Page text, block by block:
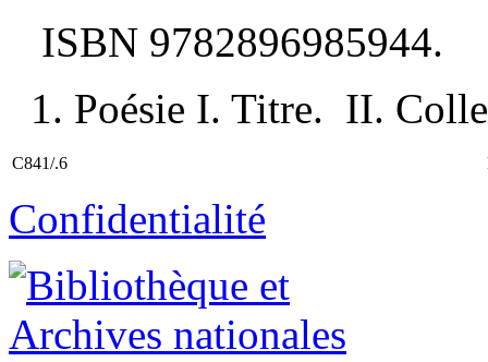
ISBN 9782896985944.
1. Poésie I. Titre. II.
C841/.6
Confidentialité